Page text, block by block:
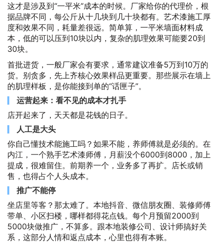
这才是涉及到“一平米”成本的时候。厂家给你的代理价，根
据品牌不同，每公斤从十几块到几十块都有。艺术漆施工厚
度和效果不同，耗量差很远。简单算，一平米墙面材料成
本，低的可以压到10块以内，复杂的肌理效果可能要20到
30块。
首批进货，一般厂家会有要求，通常建议准备5万到10万的
货。别贪多，先上齐核心效果样品更重要。那些展示在墙上
的肌理样板，是你能接到单的“话匣子”。
运营起来：看不见的成本才扎手
店开起来了，天天都是花钱的日子。
人工是大头
你自己懂技术能施工吗？如果不能，养师傅就是必须的。在
内江，一个熟手艺术漆师傅，月薪没个6000到8000，加上
提成，很难留住。前期养一个，业务多了再扩。店长或销
售，也得占个人头成本。
推广不能停
坐店里等客？那太难了。本地抖音、微信朋友圈、装修师傅
带单、小区扫楼，哪样都得花点钱。每个月预留2000到
5000块做推广，不算多。跟本地装修公司、设计师搞好关
系，这部分人情和返点成本，心里也得有本账。